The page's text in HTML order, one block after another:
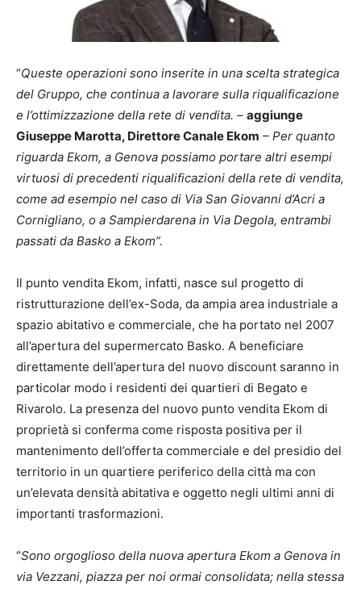
“Queste operazioni sono inserite in una scelta strategica
del Gruppo, che continua a lavorare sulla riqualificazione
e l’ottimizzazione della rete di vendita. – aggiunge
Giuseppe Marotta, Direttore Canale Ekom – Per quanto
riguarda Ekom, a Genova possiamo portare altri esempi
virtuosi di precedenti riqualificazioni della rete di vendita,
come ad esempio nel caso di Via San Giovanni d’Acri a
Cornigliano, o a Sampierdarena in Via Degola, entrambi
passati da Basko a Ekom”.
Il punto vendita Ekom, infatti, nasce sul progetto di
ristrutturazione dell’ex-Soda, da ampia area industriale a
spazio abitativo e commerciale, che ha portato nel 2007
all’apertura del supermercato Basko. A beneficiare
direttamente dell’apertura del nuovo discount saranno in
particolar modo i residenti dei quartieri di Begato e
Rivarolo. La presenza del nuovo punto vendita Ekom di
proprietà si conferma come risposta positiva per il
mantenimento dell’offerta commerciale e del presidio del
territorio in un quartiere periferico della città ma con
un’elevata densità abitativa e oggetto negli ultimi anni di
importanti trasformazioni.
“Sono orgoglioso della nuova apertura Ekom a Genova in
via Vezzani, piazza per noi ormai consolidata; nella stessa